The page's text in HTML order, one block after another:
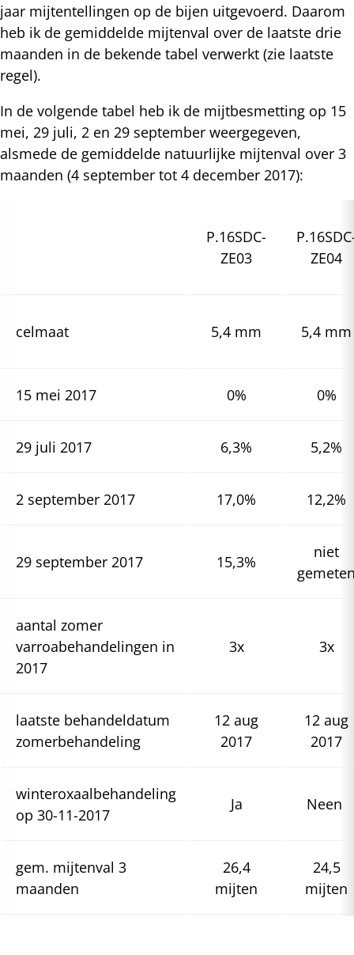
jaar mijtentellingen op de bijen uitgevoerd. Daarom
heb ik de gemiddelde mijtenval over de laatste drie
maanden in de bekende tabel verwerkt (zie laatste
regel).
In de volgende tabel heb ik de mijtbesmetting op 15
mei, 29 juli, 2 en 29 september weergegeven,
alsmede de gemiddelde natuurlijke mijtenval over 3
maanden (4 september tot 4 december 2017):
P.16SDC-
ZE03
ZE04
celmaat 5,4 mm 5,4 mm
15 mei 2017 0% 0%
29 juli 2017 6,3% 5,2%
2 september 2017 17,0% 12,2%
29 september 2017 15,3%
niet
aantal zomer
varroabehandelingen in
2017
3x 3x
laatste behandeldatum
zomerbehandeling
12 aug
2017
12 aug
2017
winteroxaalbehandeling
op 30-11-2017
Ja Neen
gem. mijtenval 3
maanden
26,4
mijten
24,5
mijten